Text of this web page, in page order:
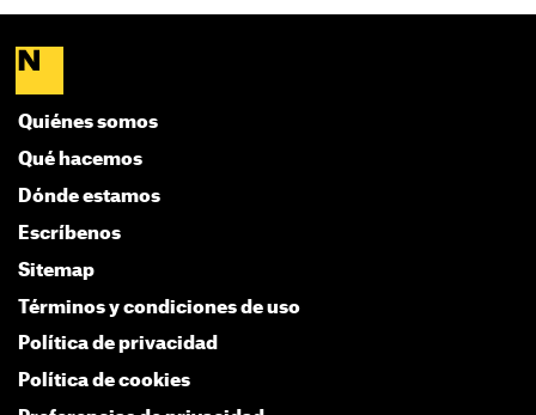
Quiénes somos
Qué hacemos
Dónde estamos
Escríbenos
Sitemap
Términos y condiciones de uso
Política de privacidad
Política de cookies